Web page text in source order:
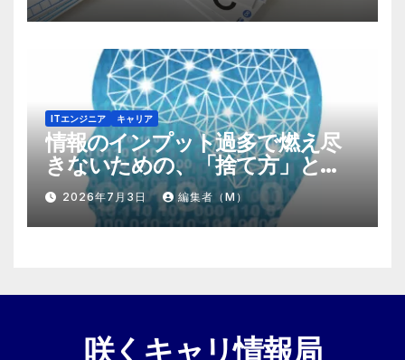
ITエンジニア キャリア
情報のインプット過多で燃え尽
きないための、「捨て方」と
「情報の絞り方」
2026年7月3日 編集者（M）
咲くキャリ情報局